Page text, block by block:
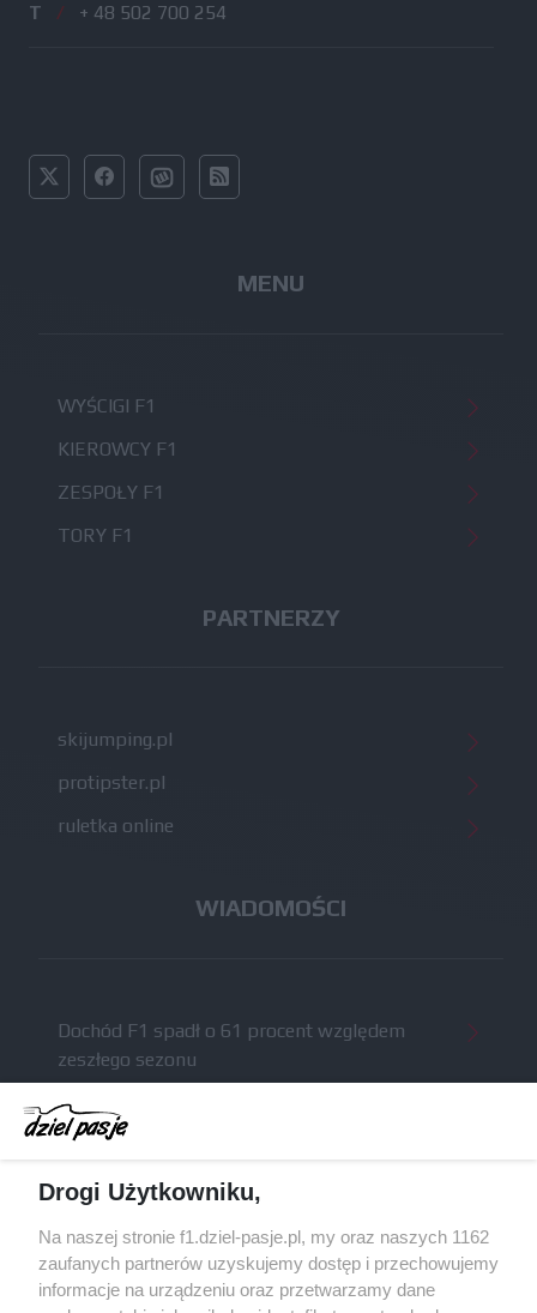
T / + 48 502 700 254
MENU
WYŚCIGI F1
KIEROWCY F1
ZESPOŁY F1
TORY F1
PARTNERZY
skijumping.pl
protipster.pl
ruletka online
WIADOMOŚCI
Dochód F1 spadł o 61 procent względem
zeszłego sezonu
Obecne silniki muszą polegać na uczących się
algorytmach?
silnikiem dopiero w styczniu
Audi planuje wprowadzić jeszcze cztery duże
pakiety poprawek w 2026 roku
Gasly dołączył do krytyki obecnych
Drogi Użytkowniku,
Na naszej stronie f1.dziel-pasje.pl, my oraz naszych 1162
zaufanych partnerów uzyskujemy dostęp i przechowujemy
informacje na urządzeniu oraz przetwarzamy dane